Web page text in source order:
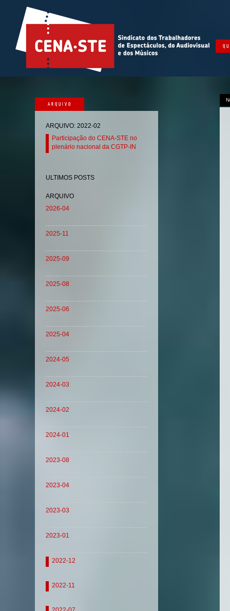
ARQUIVO
ARQUIVO: 2022-02
Participação do CENA-STE no
plenário nacional da CGTP-IN
ULTIMOS POSTS
ARQUIVO
2026-04
2025-11
2025-09
2025-08
2025-06
2025-04
2024-05
2024-03
2024-02
2024-01
2023-08
2023-04
2023-03
2023-01
2022-12
2022-11